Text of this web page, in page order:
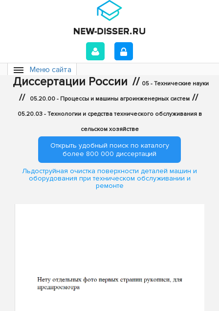
Меню сайта
Диссертации России // 05 - Технические науки
// 05.20.00 - Процессы и машины агроинженерных систем //
05.20.03 - Технологии и средства технического обслуживания в
сельском хозяйстве
Открыть удобный поиск по каталогу
более 800 000 диссертаций
Льдоструйная очистка поверхности деталей машин и
оборудования при техническом обслуживании и
ремонте